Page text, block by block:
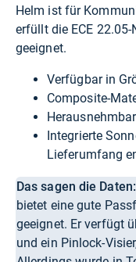
Helm ist für
erfüllt die ECE
geeignet.
Verfügbar in
Composite-
Integrierte
Lieferumfang
Das sagen die Daten:
bietet eine gute
geeignet. Er verfügt
und ein Pinlock-